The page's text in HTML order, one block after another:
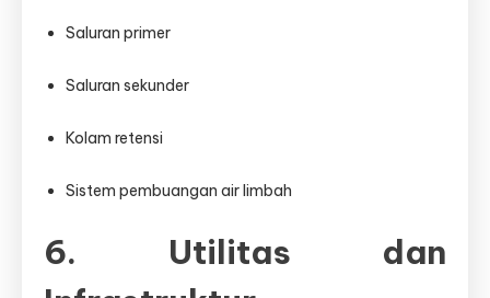
Saluran primer
Saluran sekunder
Kolam retensi
Sistem pembuangan air limbah
6. Utilitas dan